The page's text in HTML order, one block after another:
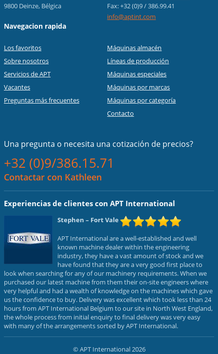
9800 Deinze, Bélgica
Fax: +32 (0)9 / 386.99.41
info@aptint.com
Navegacion rapida
Los favoritos
Sobre nosotros
Servicios de APT
Vacantes
Preguntas más frecuentes
Máquinas almacén
Líneas de producción
Máquinas especiales
Máquinas por marcas
Máquinas por categoría
Contacto
Una pregunta o necesita una cotización de precios?
+32 (0)9/386.15.71
Contactar con Kathleen
Experiencias de clientes con APT International
Stephen – Fort Vale
APT International are a well-established and well
known machine dealer within the engineering
industry, they have a vast amount of stock and we
have found that they are a very good first place to
look when searching for any of our machinery requirements. When we
purchased our latest machine from them their on-site engineers where
very helpful and had a wealth of knowledge on the machines which gave
us the confidence to buy. Delivery was excellent which took less than 24
hours from APT International Belgium to our site in North West England,
the whole process from initial enquiry to final delivery was very easy
with many of the arrangements sorted by APT International.
© APT International 2026